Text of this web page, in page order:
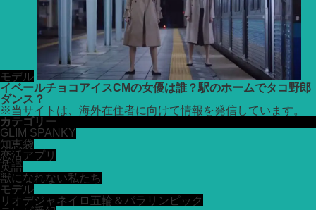
モデル
イベールチョコアイスCMの女優は誰？駅のホームでタコ野郎
ダンス？
※当サイトは、海外在住者に向けて情報を発信しています。
カテゴリー
GLIM SPANKY
知恵袋
恋活アプリ
英語
獣になれない私たち
モデル
リオデジャネイロ五輪＆パラリンピック